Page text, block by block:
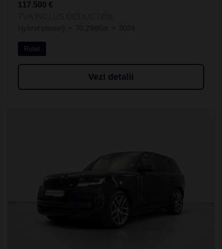
117.500 €
Rulat
Vezi detalii